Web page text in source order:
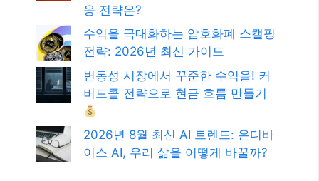
응 전략은?
수익을 극대화하는 암호화폐 스캘핑
전략: 2026년 최신 가이드
변동성 시장에서 꾸준한 수익을! 커
버드콜 전략으로 현금 흐름 만들기
2026년 8월 최신 AI 트렌드: 온디바
이스 AI, 우리 삶을 어떻게 바꿀까?